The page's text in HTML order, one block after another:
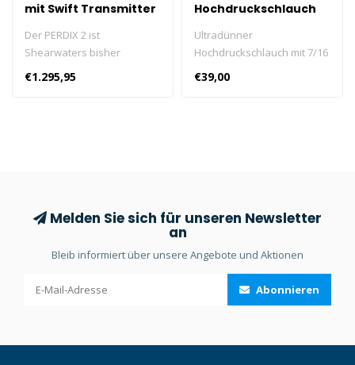
mit Swift Transmitter
Der PERDIX 2 ist
Shearwaters bisher
stärkster und
zuverlässigster Full-Size-
€1.295,95
Hochdruckschlauch
Xtreme 7/16
Ultradünner
Hochdruckschlauch mit 7/16
Anschluss. Flexibel und
leicht. Erhältlich in
€39,00
Melden Sie sich für unseren Newsletter
an
Bleib informiert über unsere Angebote und Aktionen
Abonnieren